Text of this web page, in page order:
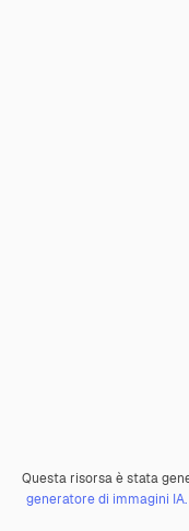
Questa risorsa è stata
generatore di immagini IA.